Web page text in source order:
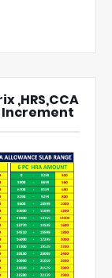
,HRS,CCA
Increment